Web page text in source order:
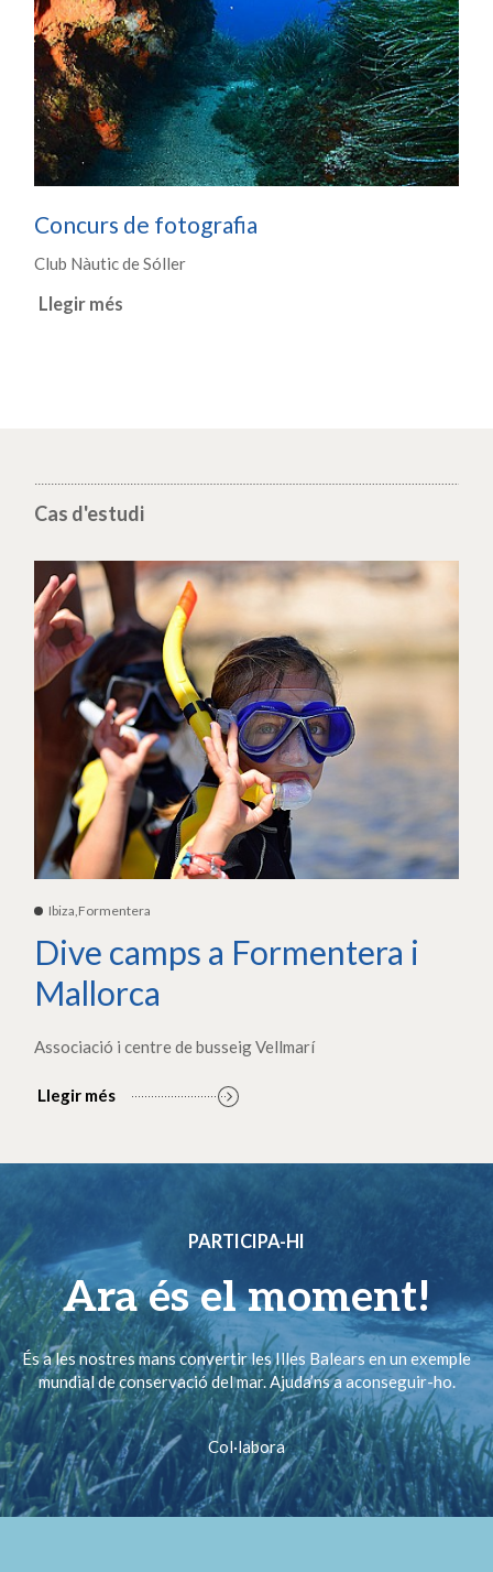
Concurs de fotografia
Club Nàutic de Sóller
Llegir més
Cas d'estudi
Ibiza,Formentera
Dive camps a Formentera i
Mallorca
Associació i centre de busseig Vellmarí
Llegir més
PARTICIPA-HI
Ara és el moment!
És a les nostres mans convertir les Illes Balears en un exemple
mundial de conservació del mar. Ajuda’ns a aconseguir-ho.
Col·labora